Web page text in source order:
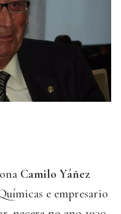
Camilo Yáñez
e empresario